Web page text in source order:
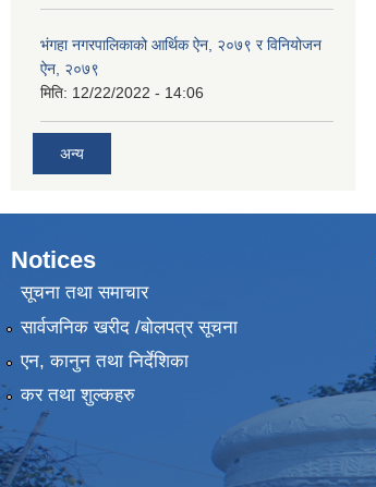
भंगहा नगरपालिकाको आर्थिक ऐन, २०७९ र विनियोजन
ऐन, २०७९
मिति: 12/22/2022 - 14:06
अन्य
Notices
सूचना तथा समाचार
सार्वजनिक खरीद /बोलपत्र सूचना
एन, कानुन तथा निर्देशिका
कर तथा शुल्कहरु